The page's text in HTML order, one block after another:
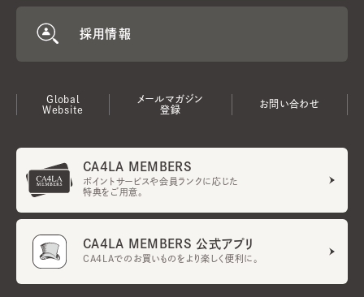
採用情報
Global
Website
メールマガジン
登録
お問い合わせ
CA4LA MEMBERS
ポイントサービスや会員ランクに応じた
特典をご用意。
CA4LA MEMBERS 公式アプリ
CA4LAでのお買いものをより楽しく便利に。